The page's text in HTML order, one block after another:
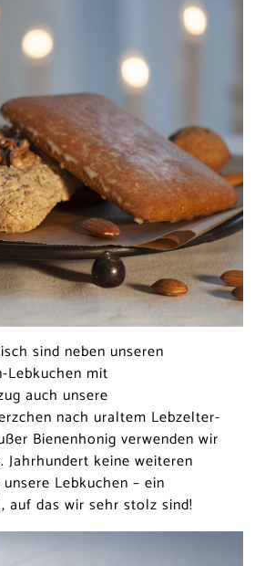
sind neben unseren
Lebkuchen mit
auch unsere
nach uraltem Lebzelter-
Bienenhonig verwenden wir
Jahrhundert keine weiteren
Lebkuchen – ein
auf das wir sehr stolz sind!